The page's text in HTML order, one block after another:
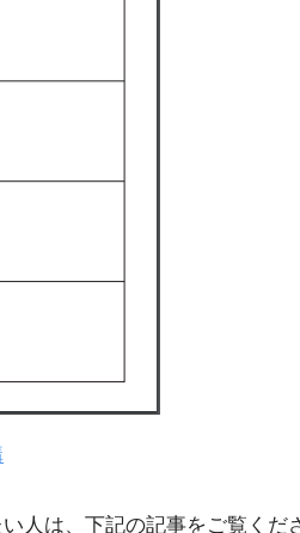
人は、下記の記事をご覧くだ